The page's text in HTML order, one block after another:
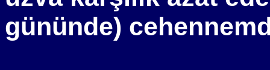
gününde)